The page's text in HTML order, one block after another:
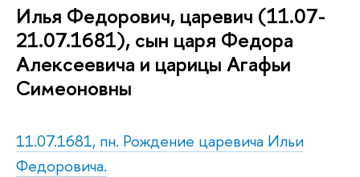
Илья Федорович, царевич (11.07-
21.07.1681), сын царя Федора
Алексеевича и царицы Агафьи
Симеоновны
11.07.1681, пн. Рождение царевича Ильи
Федоровича.